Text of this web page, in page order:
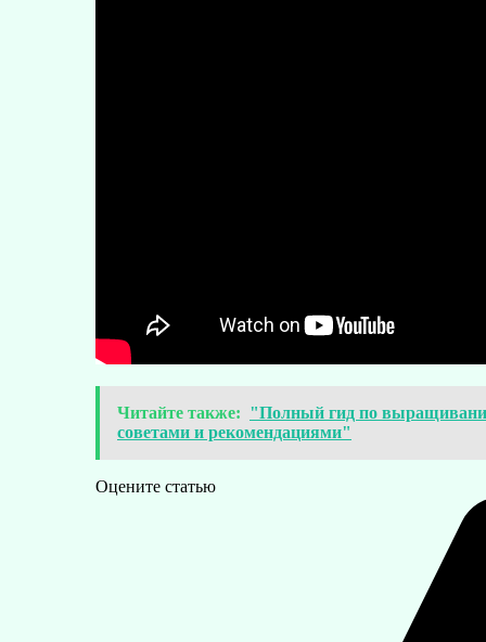
Читайте также: "Полный гид по
советами и рекомендациями"
Оцените статью